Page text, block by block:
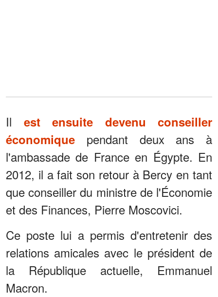
Il est ensuite devenu conseiller
économique pendant deux ans à
l'ambassade de France en Égypte. En
2012, il a fait son retour à Bercy en tant
que conseiller du ministre de l'Économie
et des Finances, Pierre Moscovici.
Ce poste lui a permis d'entretenir des
relations amicales avec le président de
la République actuelle, Emmanuel
Macron.